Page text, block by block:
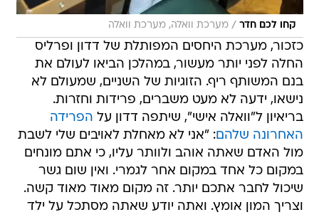
קחו לכם חדר / מערכת וואלה, מערכת וואלה
כזכור, מערכת היחסים המפותלת של דדון ופרליס
החלה לפני יותר מעשור, במהלכן הביאו לעולם את
בנם המשותף ריף. הזוגיות של השניים, שמעולם לא
נישאו, ידעה לא מעט משברים, פרידות וחזרות.
בריאיון ל"וואלה אישי", שיתפה דדון על הפרידה
האחרונה שלהם: "אני לא מאחלת לאויבים שלי לשבת
מול האדם שאתה אוהב ולוותר עליו, כי אתם מונחים
במקום כל אחד במקום אחר לגמרי. ואין שום גשר
שיכול לחבר אתכם יותר. זה מקום מאוד מאוד קשה.
וצריך המון אומץ. ואתה יודע שאתה מסתכל על ילד